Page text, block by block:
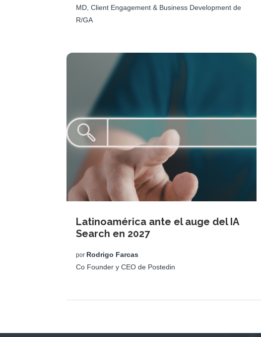
MD, Client Engagement & Business Development de
R/GA
Latinoamérica ante el auge del IA
Search en 2027
por Rodrigo Farcas
Co Founder y CEO de Postedin